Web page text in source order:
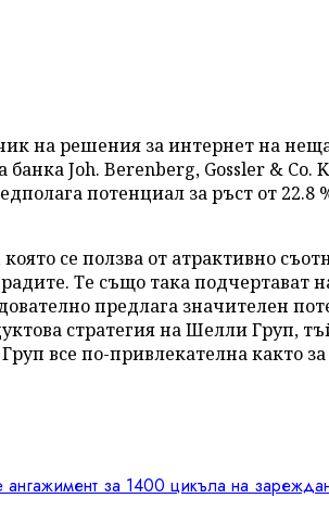
на решения за интернет на
Joh. Berenberg, Gossler & Co.
потенциал за ръст от
се ползва от атрактивно
Те също така подчертават
предлага значителен
стратегия на Шелли Груп,
все по-привлекателна както
ангажимент за 1400 цикъла на